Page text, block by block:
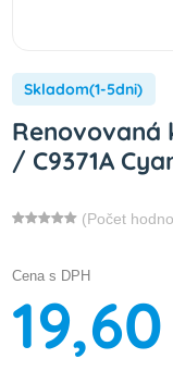
Skladom(1-5dni)
Renovovaná
/ C9371A
(Počet
Cena s DPH